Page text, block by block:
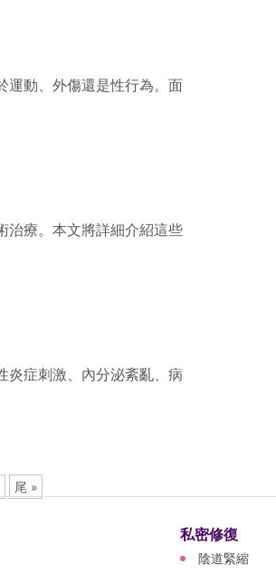
運動、外傷還是性行為。面
治療。本文將詳細介紹這些
炎症刺激、內分泌紊亂、病
尾 »
私密修復
陰道緊縮